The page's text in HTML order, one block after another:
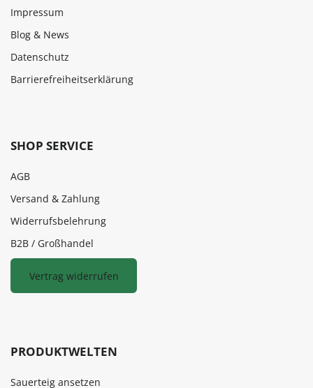
Impressum
Blog & News
Datenschutz
Barrierefreiheitserklärung
SHOP SERVICE
AGB
Versand & Zahlung
Widerrufsbelehrung
B2B / Großhandel
Vertrag widerrufen
PRODUKTWELTEN
Sauerteig ansetzen